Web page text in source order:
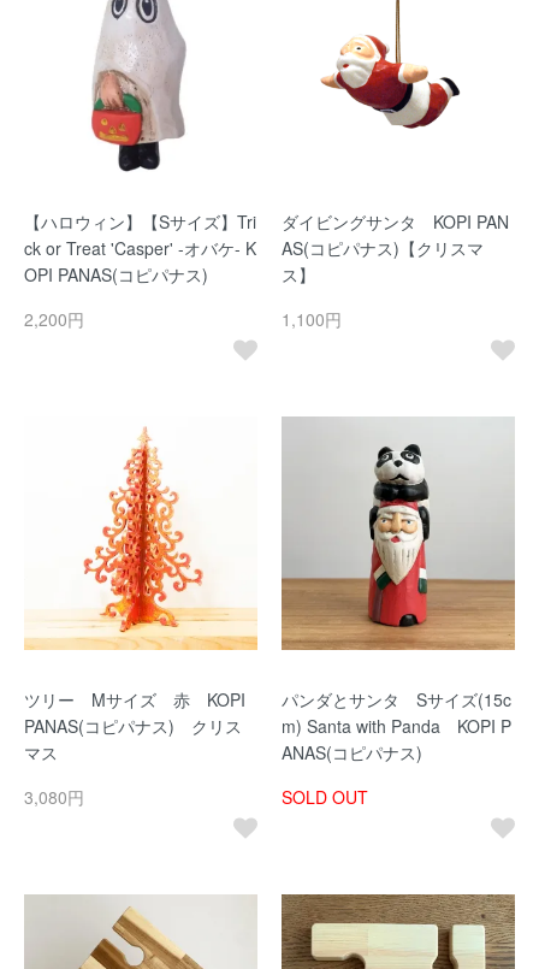
【ハロウィン】【Sサイズ】Tri
ck or Treat 'Casper' -オバケ- K
OPI PANAS(コピパナス)
2,200円
ダイビングサンタ KOPI PAN
AS(コピパナス)【クリスマ
ス】
1,100円
ツリー Mサイズ 赤 KOPI
PANAS(コピパナス) クリス
マス
3,080円
パンダとサンタ Sサイズ(15c
m) Santa with Panda KOPI P
ANAS(コピパナス)
SOLD OUT